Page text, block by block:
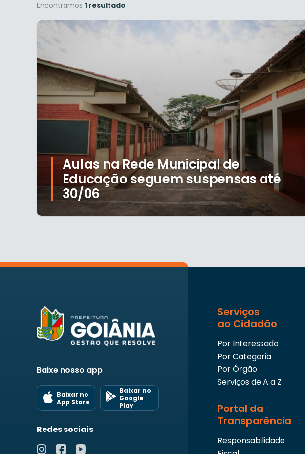
Encontramos 1 resultado
Aulas na Rede Municipal de
Educação seguem suspensas até
30/06
Baixe nosso app
Baixar no
App Store
Baixar no
Google
Play
Redes sociais
Serviços
ao Cidadão
Por Interessado
Por Categoria
Por Órgão
Serviços de A a Z
Portal da
Transparência
Responsabilidade